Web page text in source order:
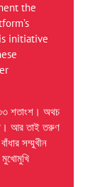
the
initiative
৩৩ শতাংশ। অথচ
আর তাই তরুণ
সম্মুখীন
মুখোমুখি